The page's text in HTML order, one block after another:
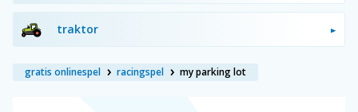
traktor
gratis onlinespel racingspel my parking lot